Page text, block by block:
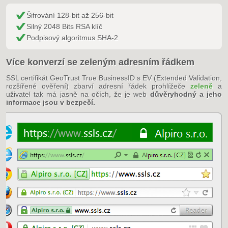
Šifrování 128-bit až 256-bit
Silný 2048 Bits RSA klíč
Podpisový algoritmus SHA-2
Více konverzí se zeleným adresním řádkem
SSL certifikát GeoTrust True BusinessID s EV (Extended Validation,
rozšířené ověření) zbarví adresní řádek prohlížeče zeleně a
uživatel tak má jasně na očích, že je web důvěryhodný a jeho
informace jsou v bezpečí.